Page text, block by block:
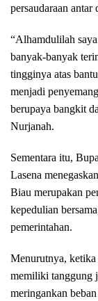
persaudaraan antar
“Alhamdulilah
banyak-banyak
tingginya atas
menjadi
berupaya bangkit
Nurjanah.
Sementara itu,
Lasena
Biau merupakan
kepedulian
pemerintahan.
Menurutnya, ketika
memiliki tanggung
meringankan